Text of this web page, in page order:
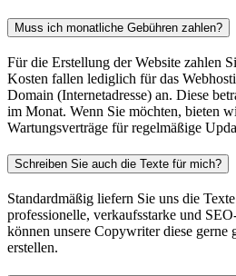
Muss ich monatliche Gebühren zahlen?
Für die Erstellung der Website zahlen
Kosten fallen lediglich für das
Domain (Internetadresse) an. Diese
im Monat. Wenn Sie möchten, bieten
Wartungsverträge für regelmäßige
Schreiben Sie auch die Texte für mich?
Standardmäßig liefern Sie uns die
professionelle, verkaufsstarke und
können unsere Copywriter diese gerne
erstellen.